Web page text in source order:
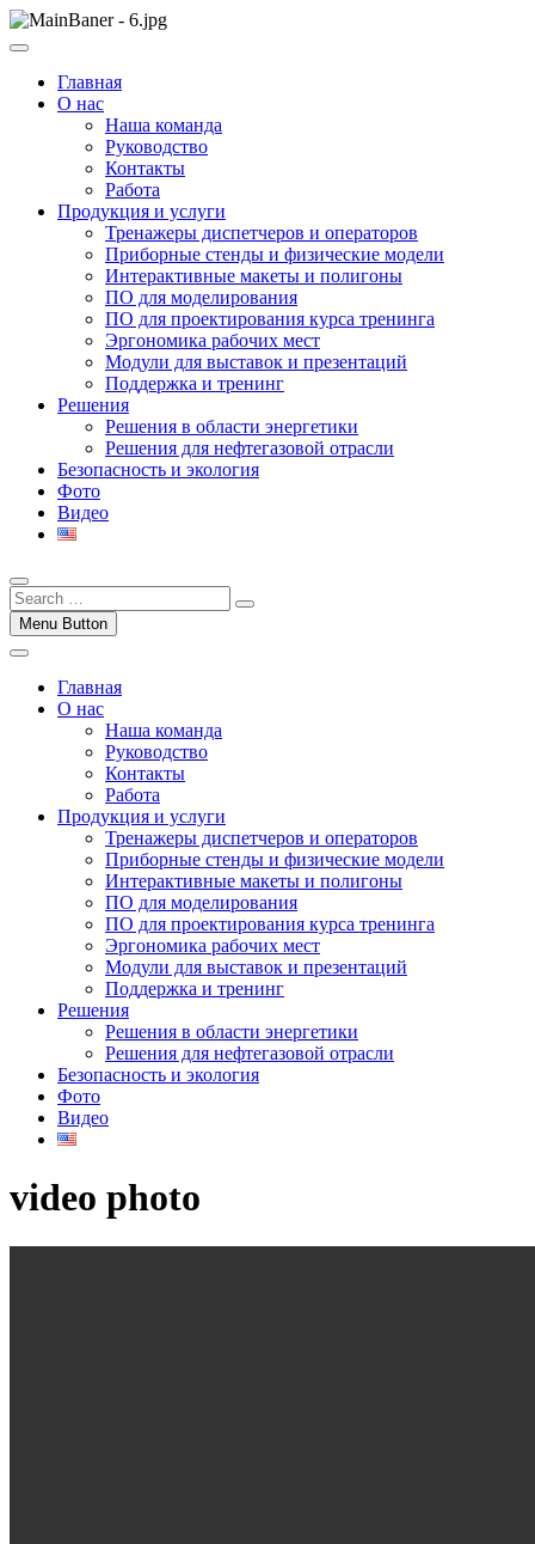
Skip
to
ООО НПП "АТП"
ООО НПП "АТП" – разработка тренажерных комплексов
Главная
О нас
Наша команда
Руководство
Контакты
Работа
Продукция и услуги
Тренажеры диспетчеров и операторов
Приборные стенды и физические модели
Интерактивные макеты и полигоны
ПО для моделирования
ПО для проектирования курса тренинга
Эргономика рабочих мест
Модули для выставок и презентаций
Поддержка и тренинг
Решения
Решения в области энергетики
Решения для нефтегазовой отрасли
Безопасность и экология
Фото
Видео
Menu Button
Главная
О нас
Наша команда
Руководство
Контакты
Работа
Продукция и услуги
Тренажеры диспетчеров и операторов
Приборные стенды и физические модели
Интерактивные макеты и полигоны
ПО для моделирования
ПО для проектирования курса тренинга
Эргономика рабочих мест
Модули для выставок и презентаций
Поддержка и тренинг
Решения
Решения в области энергетики
Решения для нефтегазовой отрасли
Безопасность и экология
Фото
Видео
video photo